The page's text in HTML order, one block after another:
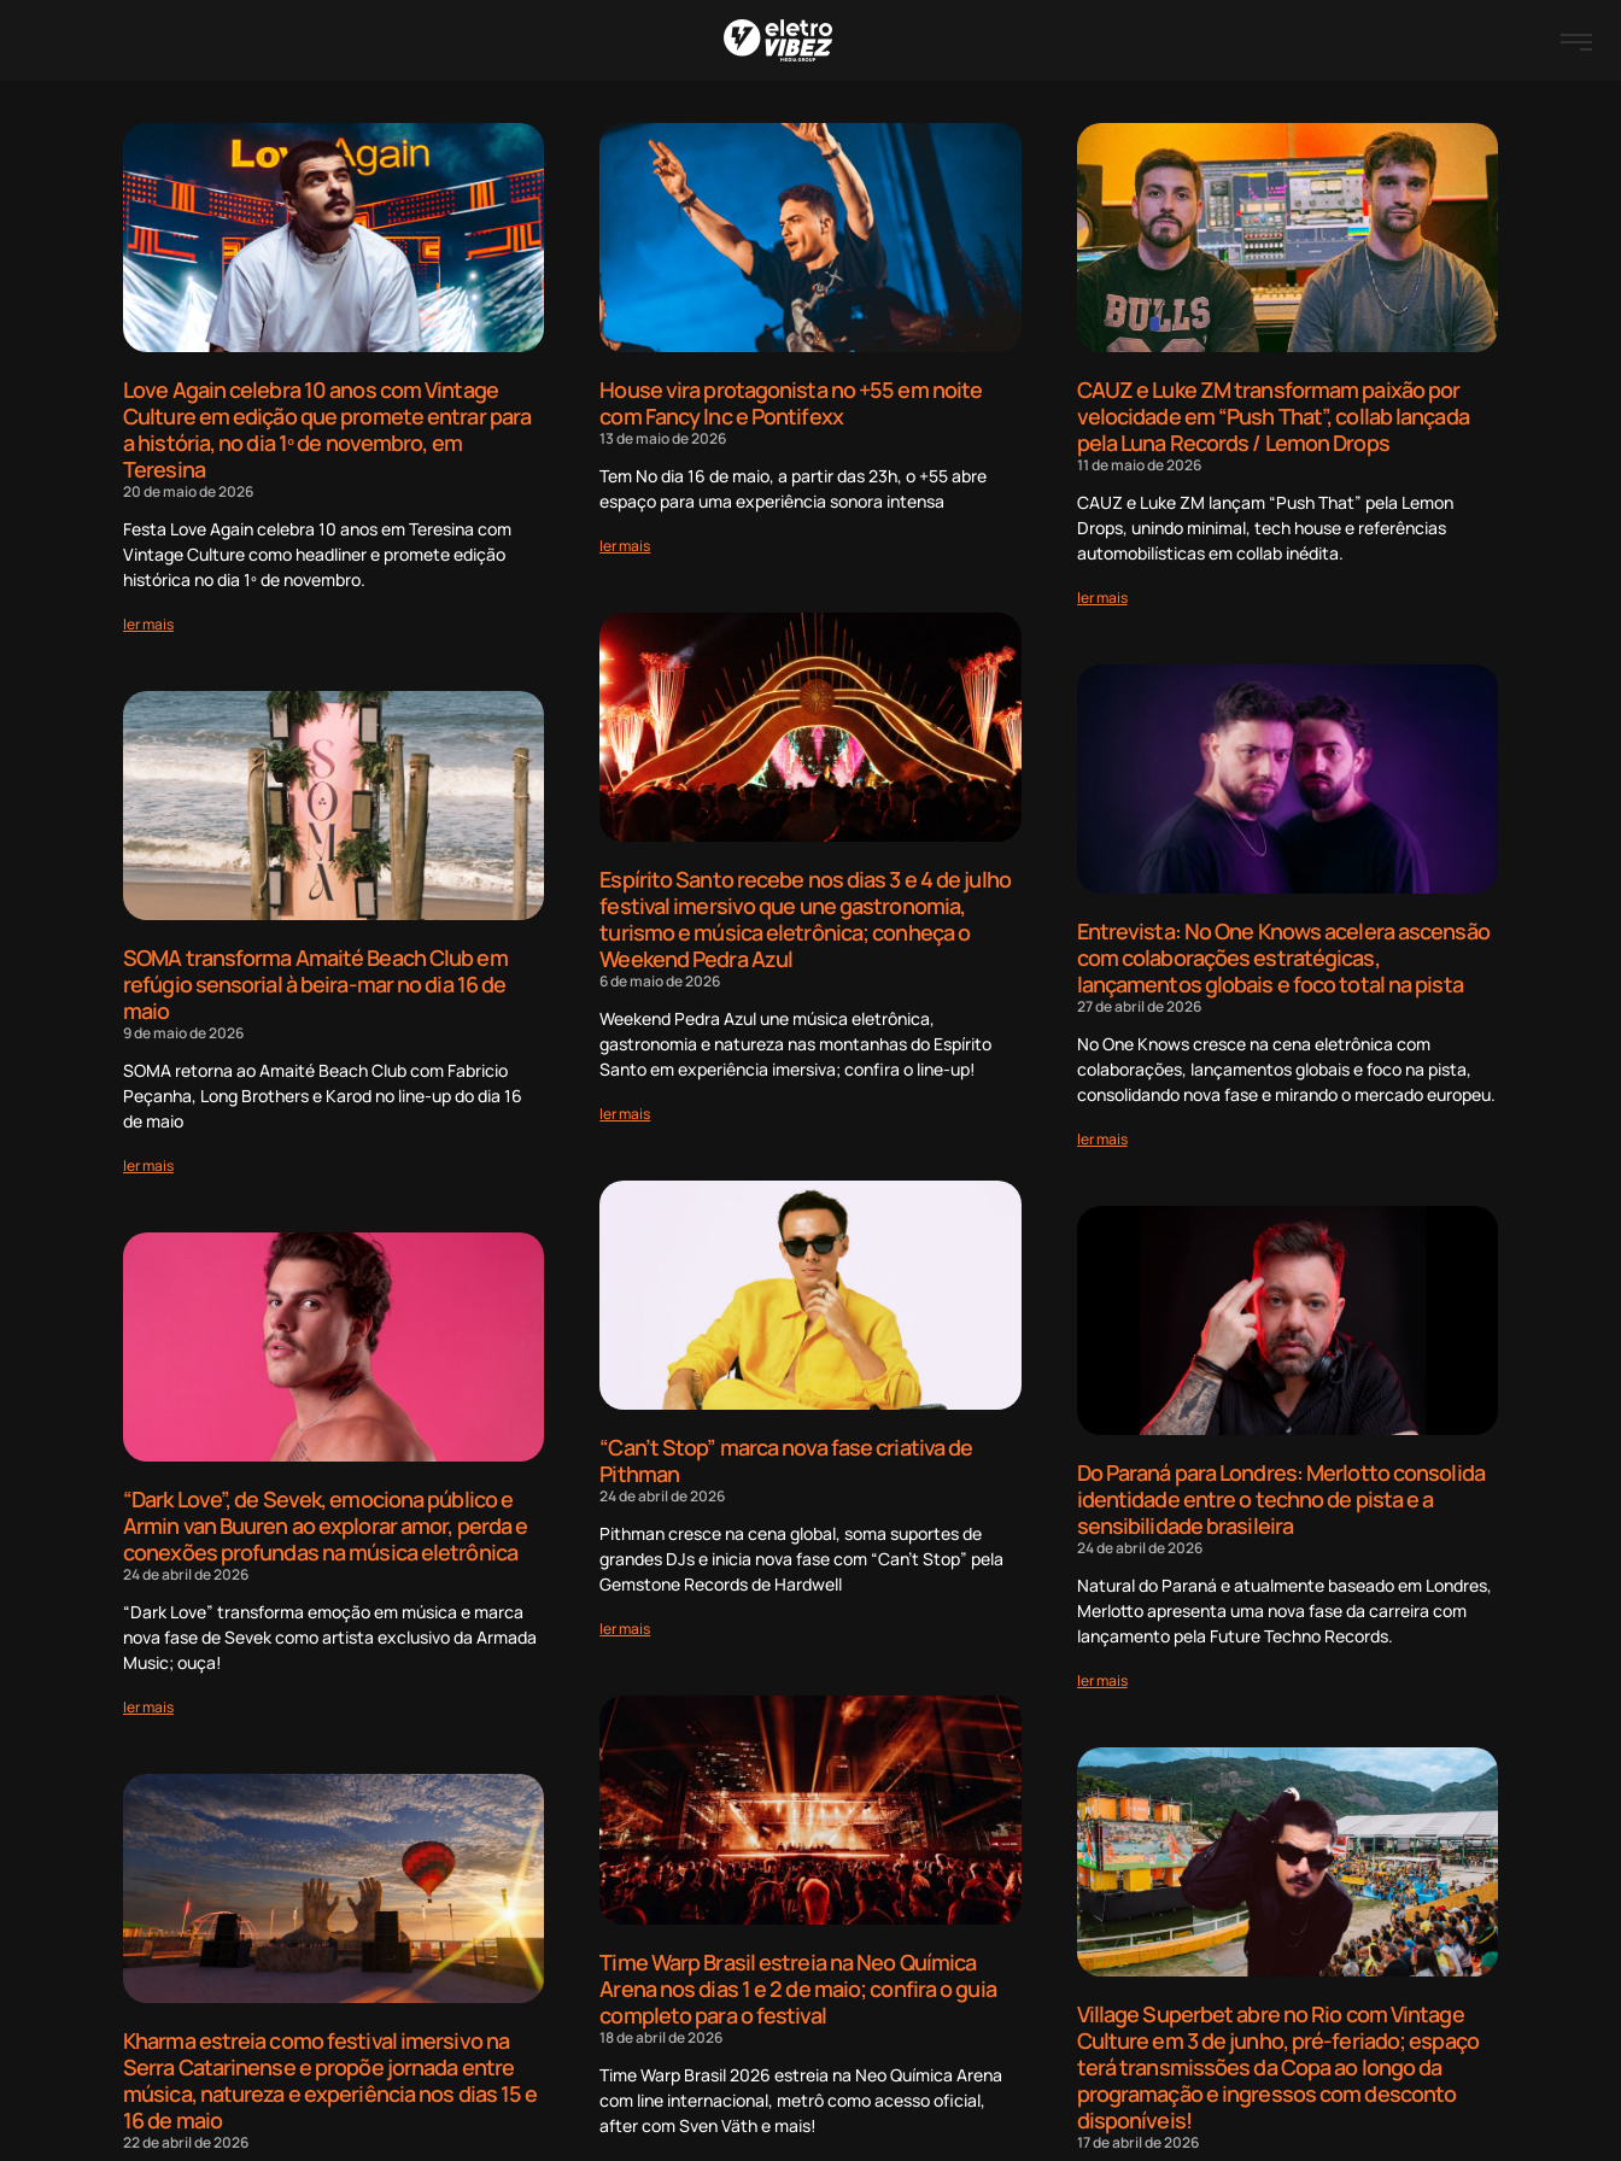
Love Again celebra 10 anos com Vintage
Culture em edição que promete entrar para
a história, no dia 1º de novembro, em
Teresina
20 de maio de 2026
Festa Love Again celebra 10 anos em Teresina com
Vintage Culture como headliner e promete edição
histórica no dia 1º de novembro.
ler mais
House vira protagonista no +55 em noite
com Fancy Inc e Pontifexx
13 de maio de 2026
Tem No dia 16 de maio, a partir das 23h, o +55 abre
espaço para uma experiência sonora intensa
ler mais
CAUZ e Luke ZM transformam paixão por
velocidade em “Push That”, collab lançada
pela Luna Records / Lemon Drops
11 de maio de 2026
CAUZ e Luke ZM lançam “Push That” pela Lemon
Drops, unindo minimal, tech house e referências
automobilísticas em collab inédita.
ler mais
SOMA transforma Amaité Beach Club em
refúgio sensorial à beira-mar no dia 16 de
maio
9 de maio de 2026
SOMA retorna ao Amaité Beach Club com Fabricio
Peçanha, Long Brothers e Karod no line-up do dia 16
de maio
ler mais
Espírito Santo recebe nos dias 3 e 4 de julho
festival imersivo que une gastronomia,
turismo e música eletrônica; conheça o
Weekend Pedra Azul
6 de maio de 2026
Weekend Pedra Azul une música eletrônica,
gastronomia e natureza nas montanhas do Espírito
Santo em experiência imersiva; confira o line-up!
ler mais
Entrevista: No One Knows acelera ascensão
com colaborações estratégicas,
lançamentos globais e foco total na pista
27 de abril de 2026
No One Knows cresce na cena eletrônica com
colaborações, lançamentos globais e foco na pista,
consolidando nova fase e mirando o mercado europeu.
ler mais
“Dark Love”, de Sevek, emociona público e
Armin van Buuren ao explorar amor, perda e
conexões profundas na música eletrônica
24 de abril de 2026
“Dark Love” transforma emoção em música e marca
nova fase de Sevek como artista exclusivo da Armada
Music; ouça!
ler mais
“Can’t Stop” marca nova fase criativa de
Pithman
24 de abril de 2026
Pithman cresce na cena global, soma suportes de
grandes DJs e inicia nova fase com “Can’t Stop” pela
Gemstone Records de Hardwell
ler mais
Do Paraná para Londres: Merlotto consolida
identidade entre o techno de pista e a
sensibilidade brasileira
24 de abril de 2026
Natural do Paraná e atualmente baseado em Londres,
Merlotto apresenta uma nova fase da carreira com
lançamento pela Future Techno Records.
ler mais
Kharma estreia como festival imersivo na
Serra Catarinense e propõe jornada entre
música, natureza e experiência nos dias 15 e
16 de maio
22 de abril de 2026
Time Warp Brasil estreia na Neo Química
Arena nos dias 1 e 2 de maio; confira o guia
completo para o festival
18 de abril de 2026
Time Warp Brasil 2026 estreia na Neo Química Arena
com line internacional, metrô como acesso oficial,
after com Sven Väth e mais!
Village Superbet abre no Rio com Vintage
Culture em 3 de junho, pré-feriado; espaço
terá transmissões da Copa ao longo da
programação e ingressos com desconto
disponíveis!
17 de abril de 2026